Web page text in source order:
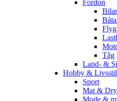
Fordon
Bilar
Tåg
Land- &
Hobby & Livsstil
Sport
Mat &
Mode &